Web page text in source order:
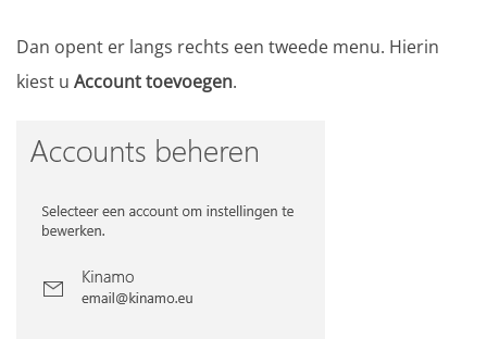
Dan opent er langs rechts een tweede menu. Hierin
kiest u Account toevoegen.